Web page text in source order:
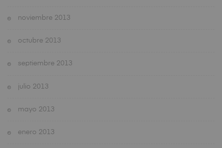
noviembre 2013
octubre 2013
septiembre 2013
julio 2013
mayo 2013
enero 2013